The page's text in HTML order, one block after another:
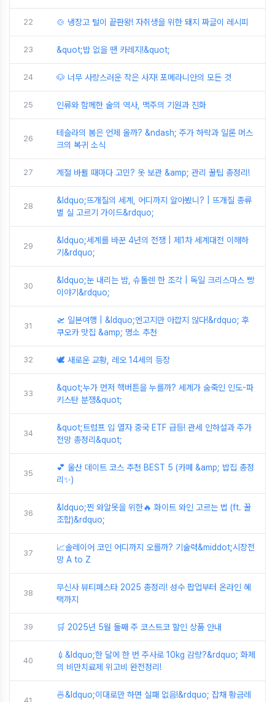
22 🍲 냉장고 털이 끝판왕! 자취생을 위한 돼지 짜글이 레시피
23 &quot;밥 없을 땐 카레지!&quot;
24 🐶 너무 사랑스러운 작은 사자! 포메라니안의 모든 것
25 인류와 함께한 술의 역사, 맥주의 기원과 진화
26
테슬라의 봄은 언제 올까? &ndash; 주가 하락과 일론 머스
크의 복귀 소식
27 계절 바뀔 때마다 고민? 옷 보관 &amp; 관리 꿀팁 총정리!
28
&ldquo;뜨개질의 세계, 어디까지 알아봤니? | 뜨개질 종류
별 실 고르기 가이드&rdquo;
29
&ldquo;세계를 바꾼 4년의 전쟁 | 제1차 세계대전 이해하
기&rdquo;
30
&ldquo;눈 내리는 밤, 슈톨렌 한 조각 | 독일 크리스마스 빵
이야기&rdquo;
31
🛫 일본여행 | &ldquo;엔고지만 아깝지 않다!&rdquo; 후
쿠오카 맛집 &amp; 명소 추천
32 🕊️ 새로운 교황, 레오 14세의 등장
33
&quot;누가 먼저 핵버튼을 누를까? 세계가 숨죽인 인도-파
키스탄 분쟁&quot;
34
&quot;트럼프 입 열자 중국 ETF 급등! 관세 인하설과 주가
전망 총정리&quot;
35
💕 울산 데이트 코스 추천 BEST 5 (카페 &amp; 밥집 총정
리✨)
36
&ldquo;찐 와알못을 위한🔥 화이트 와인 고르는 법 (ft. 꿀
조합)&rdquo;
37
📈솔레이어 코인 어디까지 오를까? 기술력&middot;시장전
망 A to Z
38
무신사 뷰티페스타 2025 총정리! 성수 팝업부터 온라인 혜
택까지
39 🛒 2025년 5월 둘째 주 코스트코 할인 상품 안내
40
💉&ldquo;한 달에 한 번 주사로 10kg 감량?&rdquo; 화제
의 비만치료제 위고비 완전정리!
🍜&ldquo;이대로만 하면 실패 없음!&rdquo; 잡채 황금레